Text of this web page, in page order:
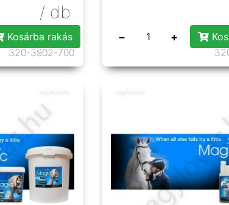
/ db
Kosárba rakás
320-3902-700
− +